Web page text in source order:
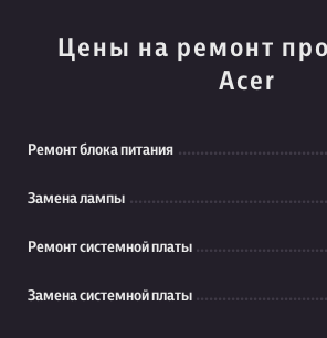
Цены на ремонт
Acer
Ремонт блока питания
Замена лампы
Ремонт системной платы
Замена системной платы